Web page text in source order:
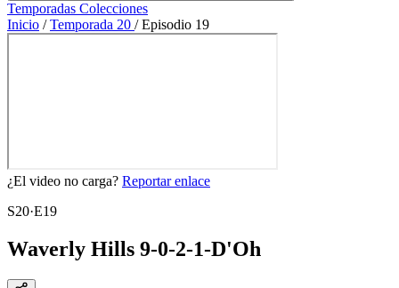
Temporadas Colecciones
Inicio / Temporada 20 / Episodio 19
¿El video no carga? Reportar enlace
S20·E19
Waverly Hills 9-0-2-1-D'Oh